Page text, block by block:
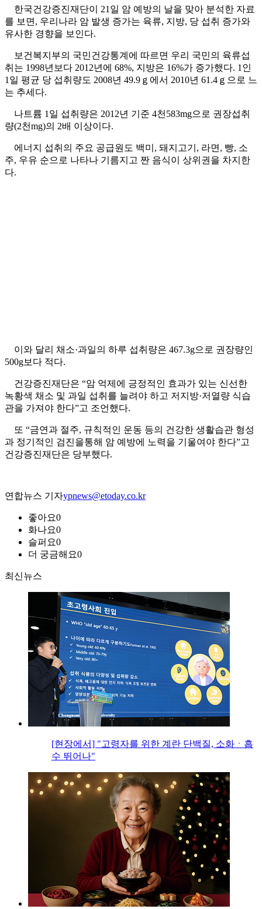
한국건강증진재단이 21일 암 예방의 날을 맞아 분석한 자료
를 보면, 우리나라 암 발생 증가는 육류, 지방, 당 섭취 증가와
유사한 경향을 보인다.
보건복지부의 국민건강통계에 따르면 우리 국민의 육류섭
취는 1998년보다 2012년에 68%, 지방은 16%가 증가했다. 1인
1일 평균 당 섭취량도 2008년 49.9ｇ에서 2010년 61.4ｇ으로 느
는 추세다.
나트륨 1일 섭취량은 2012년 기준 4천583mg으로 권장섭취
량(2천mg)의 2배 이상이다.
에너지 섭취의 주요 공급원도 백미, 돼지고기, 라면, 빵, 소
주, 우유 순으로 나타나 기름지고 짠 음식이 상위권을 차지한
다.
이와 달리 채소·과일의 하루 섭취량은 467.3g으로 권장량인
500g보다 적다.
건강증진재단은 “암 억제에 긍정적인 효과가 있는 신선한
녹황색 채소 및 과일 섭취를 늘려야 하고 저지방·저열량 식습
관을 가져야 한다”고 조언했다.
또 “금연과 절주, 규칙적인 운동 등의 건강한 생활습관 형성
과 정기적인 검진을통해 암 예방에 노력을 기울여야 한다”고
건강증진재단은 당부했다.
연합뉴스 기자ypnews@etoday.co.kr
좋아요0
화나요0
슬퍼요0
더 궁금해요0
최신뉴스
[현장에서] "고령자를 위한 계란 단백질, 소화ㆍ흡
수 뛰어나"